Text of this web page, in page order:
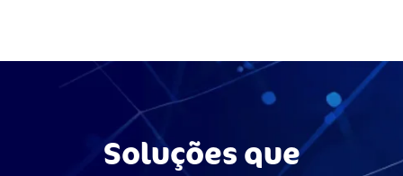
Soluções que